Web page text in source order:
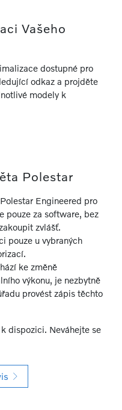
Vašeho
dostupné pro
odkaz a projděte
modely k
Polestar
Engineered pro
pouze za software, bez
zvlášť.
pouze u vybraných
ke změně
výkonu, je nezbytně
provést zápis těchto
dispozici. Neváhejte se